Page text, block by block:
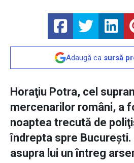
Adaugă ca sursă
Horaţiu Potra, cel
mercenarilor români, a
noaptea trecută de
îndrepta spre
asupra lui un întreg